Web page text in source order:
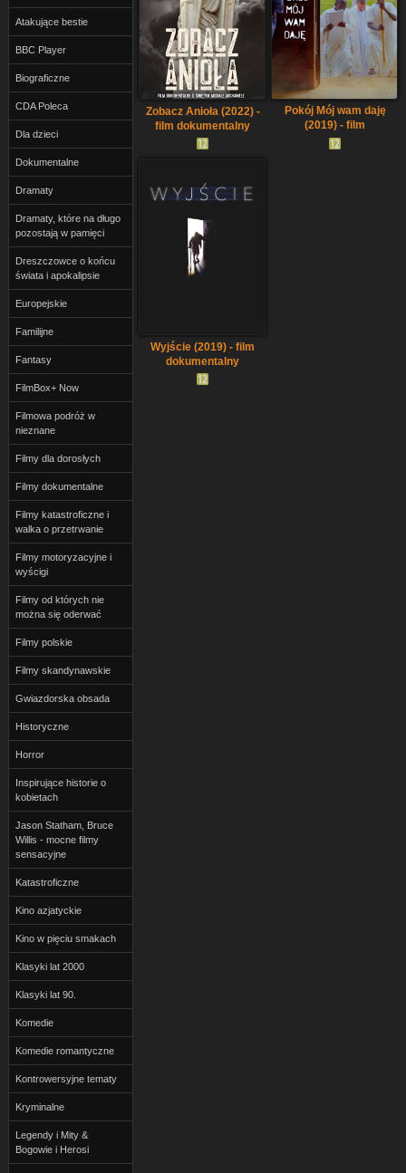
Atakujące bestie
BBC Player
Biograficzne
CDA Poleca
Dla dzieci
Dokumentalne
Dramaty
Dramaty, które na długo
pozostają w pamięci
Dreszczowce o końcu
świata i apokalipsie
Europejskie
Familijne
Fantasy
FilmBox+ Now
Filmowa podróż w
nieznane
Filmy dla dorosłych
Filmy dokumentalne
Filmy katastroficzne i
walka o przetrwanie
Filmy motoryzacyjne i
wyścigi
Filmy od których nie
można się oderwać
Filmy polskie
Filmy skandynawskie
Gwiazdorska obsada
Historyczne
Horror
Inspirujące historie o
kobietach
Jason Statham, Bruce
Willis - mocne filmy
sensacyjne
Katastroficzne
Kino azjatyckie
Kino w pięciu smakach
Klasyki lat 2000
Klasyki lat 90.
Komedie
Komedie romantyczne
Kontrowersyjne tematy
Kryminalne
Legendy i Mity &
Bogowie i Herosi
Zobacz Anioła (2022) -
film dokumentalny
Pokój Mój wam daję
(2019) - film
dokumentalny
Wyjście (2019) - film
dokumentalny